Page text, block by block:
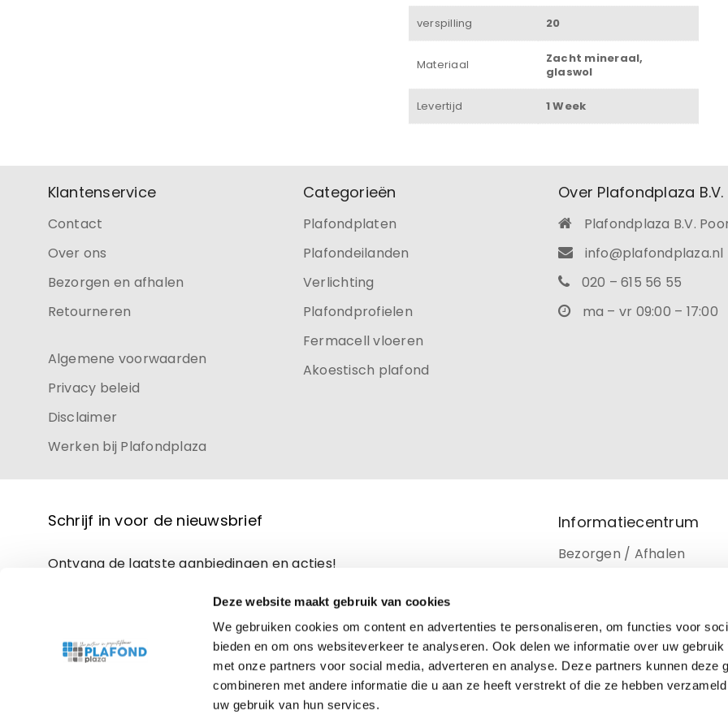
Deze website maakt gebruik van cookies
We gebruiken cookies om content en advertenties te personaliseren, om functies voor
bieden en om ons websiteverkeer te analyseren. Ook delen we informatie over uw
met onze partners voor social media, adverteren en analyse. Deze partners kunnen deze
combineren met andere informatie die u aan ze heeft verstrekt of die ze hebben
uw gebruik van hun services.
verspilling 20
Materiaal
Zacht mineraal,
glaswol
Levertijd 1 Week
Klantenservice
Contact
Over ons
Bezorgen en afhalen
Retourneren
Algemene voorwaarden
Privacy beleid
Disclaimer
Werken bij Plafondplaza
Categorieën
Plafondplaten
Plafondeilanden
Verlichting
Plafondprofielen
Fermacell vloeren
Akoestisch plafond
Over Plafondplaza B.V.
Plafondplaza B.V.
info@plafondplaza.nl
020 – 615 56 55
ma – vr 09:00 – 17:00
Schrijf in voor de nieuwsbrief
Ontvang de laatste aanbiedingen en acties!
Informatiecentrum
Bezorgen / Afhalen
Disclaimer
Cookiebeleid